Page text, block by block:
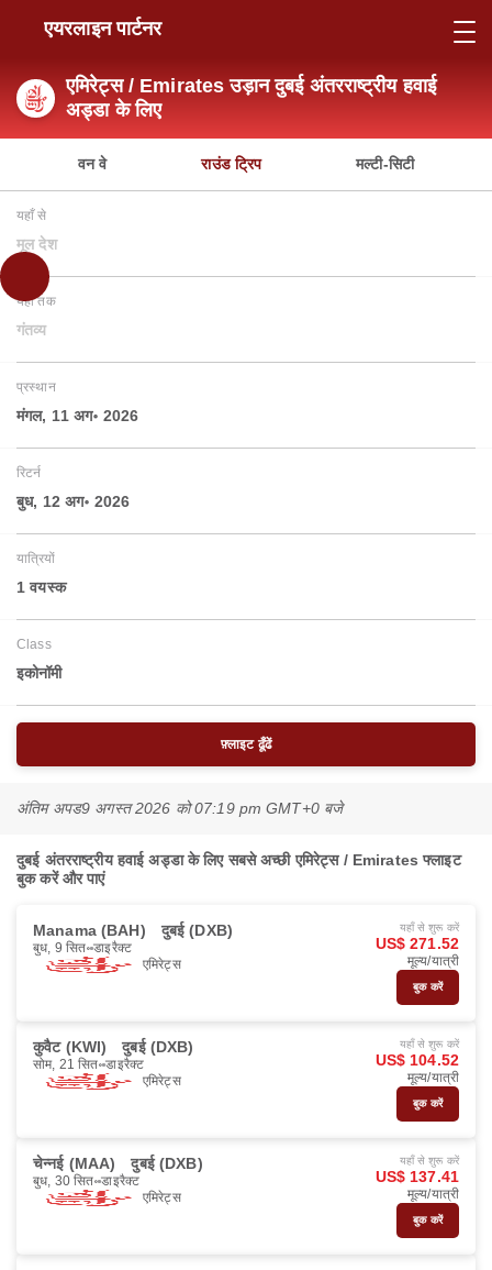
एयरलाइन पार्टनर
एमिरेट्स / Emirates उड़ान दुबई अंतरराष्ट्रीय हवाई
अड्डा के लिए
वन वे राउंड ट्रिप मल्टी-सिटी
यहाँ से
मूल देश
यहाँ तक
गंतव्य
प्रस्थान
मंगल, 11 अग॰ 2026
रिटर्न
बुध, 12 अग॰ 2026
यात्रियों
1 वयस्‍क
Class
इकोनॉमी
फ़्लाइट ढूँढें
अंतिम अपड9 अगस्त 2026 को 07:19 pm GMT+0 बजे
दुबई अंतरराष्ट्रीय हवाई अड्डा के लिए सबसे अच्छी एमिरेट्स / Emirates फ्लाइट
बुक करें और पाएं
Manama (BAH) दुबई (DXB)
बुध, 9 सित॰ डाइरैक्ट
एमिरेट्स
यहाँ से शुरू करें
US$ 271.52
मूल्य/यात्री
बुक करें
कुवैट (KWI) दुबई (DXB)
सोम, 21 सित॰ डाइरैक्ट
एमिरेट्स
यहाँ से शुरू करें
US$ 104.52
मूल्य/यात्री
बुक करें
चेन्नई (MAA) दुबई (DXB)
बुध, 30 सित॰ डाइरैक्ट
एमिरेट्स
यहाँ से शुरू करें
US$ 137.41
मूल्य/यात्री
बुक करें